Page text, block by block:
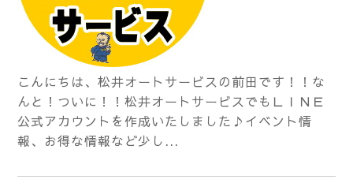
こんにちは、松井オートサービスの前田です！！な
んと！ついに！！松井オートサービスでもＬＩＮＥ
公式アカウントを作成いたしました♪イベント情
報、お得な情報など少し...